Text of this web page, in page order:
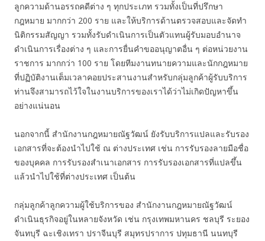
ลูกความด้านอรรถคดีต่าง ๆ ทุกประเภท รวมทั้งเป็นที่ปรึกษา
กฎหมาย มากกว่า 200 ราย และให้บริการด้านตรวจสอบและจัดทำ
นิติกรรมสัญญา รวมทั้งรับดำเนินการเป็นตัวแทนผู้รับมอบอำนาจ
ดำเนินการเรื่องต่าง ๆ และการยื่นคำขออนุญาตอื่น ๆ ต่อหน่วยงาน
ราชการ มากกว่า 100 ราย โดยทีมงานทนายความและนักกฎหมาย
ที่ปฏิบัติงานเต็มเวลาคอยประสานงานสำหรับกลุ่มลูกค้าผู้รับบริการ
ท่านจึงสามารถไว้ใจในงานบริการของเราได้ว่าไม่เกิดปัญหาขึ้น
อย่างแน่นอน
นอกจากนี้ สำนักงานกฎหมายณัฐวัฒน์ ยังรับบริการแปลและรับรอง
เอกสารที่จะต้องนำไปใช้ ณ ต่างประเทศ เช่น การรับรองลายมือชื่อ
ของบุคคล การรับรองสำเนาเอกสาร การรับรองเอกสารที่แปลขึ้น
แล้วนำไปใช้ที่ต่างประเทศ เป็นต้น
กลุ่มลูกค้าลูกความผู้ใช้บริการของ สำนักงานกฎหมายณัฐวัฒน์
ดำเนินธุรกิจอยู่ในหลายจังหวัด เช่น กรุงเทพมหานคร ชลบุรี ระยอง
จันทบุรี ฉะเชิงเทรา ปราจีนบุรี สมุทรปราการ ปทุมธานี นนทบุรี